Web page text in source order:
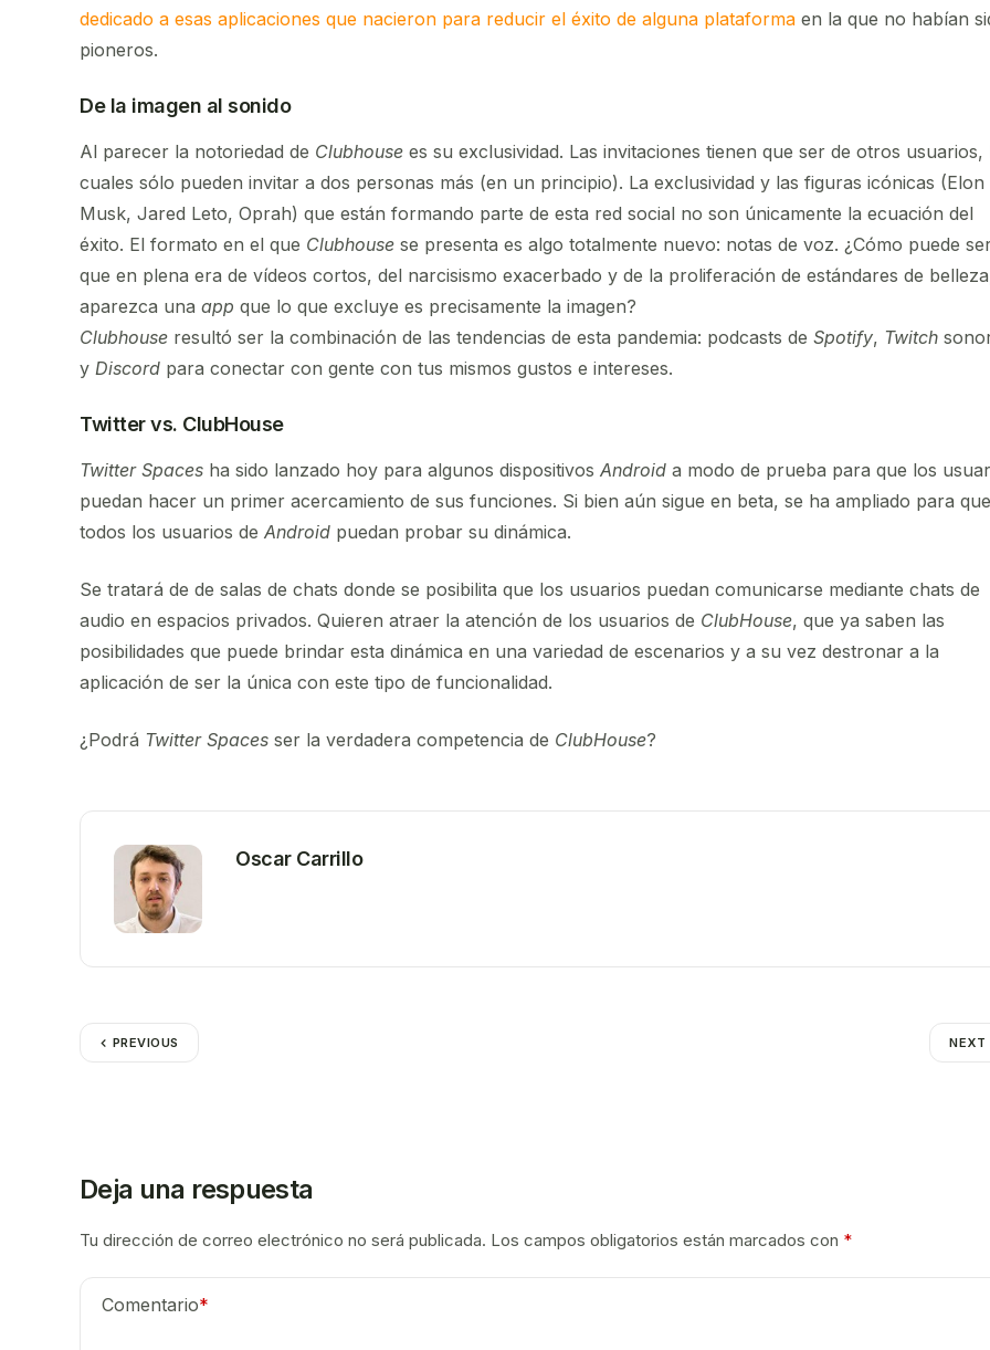
dedicado a esas aplicaciones que nacieron para reducir el éxito de alguna plataforma en la que no habían
pioneros.
De la imagen al sonido
Al parecer la notoriedad de Clubhouse es su exclusividad. Las invitaciones tienen que ser de otros usuarios,
cuales sólo pueden invitar a dos personas más (en un principio). La exclusividad y las figuras icónicas (Elon
Musk, Jared Leto, Oprah) que están formando parte de esta red social no son únicamente la ecuación del
éxito. El formato en el que Clubhouse se presenta es algo totalmente nuevo: notas de voz. ¿Cómo puede
que en plena era de vídeos cortos, del narcisismo exacerbado y de la proliferación de estándares de
aparezca una app que lo que excluye es precisamente la imagen?
Clubhouse resultó ser la combinación de las tendencias de esta pandemia: podcasts de Spotify, Twitch
y Discord para conectar con gente con tus mismos gustos e intereses.
Twitter vs. ClubHouse
Twitter Spaces ha sido lanzado hoy para algunos dispositivos Android a modo de prueba para que los
puedan hacer un primer acercamiento de sus funciones. Si bien aún sigue en beta, se ha ampliado para que
todos los usuarios de Android puedan probar su dinámica.
Se tratará de de salas de chats donde se posibilita que los usuarios puedan comunicarse mediante chats de
audio en espacios privados. Quieren atraer la atención de los usuarios de ClubHouse, que ya saben las
posibilidades que puede brindar esta dinámica en una variedad de escenarios y a su vez destronar a la
aplicación de ser la única con este tipo de funcionalidad.
¿Podrá Twitter Spaces ser la verdadera competencia de ClubHouse?
Oscar Carrillo
PREVIOUS NEXT
Deja una respuesta
Tu dirección de correo electrónico no será publicada. Los campos obligatorios están marcados con *
Comentario*